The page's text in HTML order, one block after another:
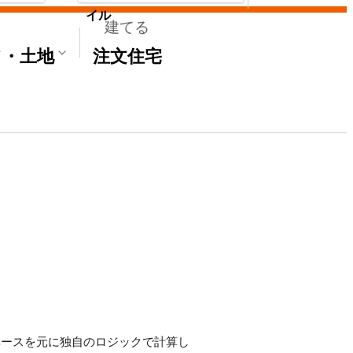
土地
建てる
注文住宅
イル
スを元に独自のロジックで計算し